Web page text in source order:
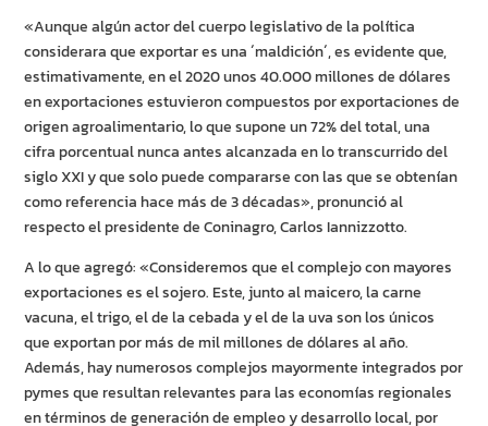
«Aunque algún actor del cuerpo legislativo de la política
considerara que exportar es una ´maldición´, es evidente que,
estimativamente, en el 2020 unos 40.000 millones de dólares
en exportaciones estuvieron compuestos por exportaciones de
origen agroalimentario, lo que supone un 72% del total, una
cifra porcentual nunca antes alcanzada en lo transcurrido del
siglo XXI y que solo puede compararse con las que se obtenían
como referencia hace más de 3 décadas», pronunció al
respecto el presidente de Coninagro, Carlos Iannizzotto.
A lo que agregó: «Consideremos que el complejo con mayores
exportaciones es el sojero. Este, junto al maicero, la carne
vacuna, el trigo, el de la cebada y el de la uva son los únicos
que exportan por más de mil millones de dólares al año.
Además, hay numerosos complejos mayormente integrados por
pymes que resultan relevantes para las economías regionales
en términos de generación de empleo y desarrollo local, por